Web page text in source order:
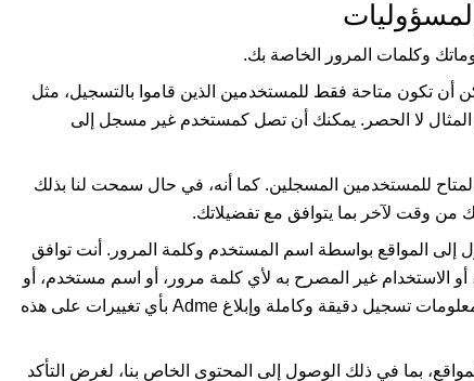
وكلمات المرور الخاصة بك.
أن تكون متاحة فقط للمستخدمين الذين قاموا بالتسجيل، مثل
المثال لا الحصر. يمكنك أن تصل كمستخدم غير مسجل إلى
للمستخدمين المسجلين. كما أنه، في حال سمحت لنا بذلك
وقت لآخر بما يتوافق مع تفضيلاتك.
المواقع بواسطة اسم المستخدم وكلمة المرور. أنت توافق
أو الاستخدام غير المصرح به لأي كلمة مرور، أو اسم مستخدم، أو
تسجيل دقيقة وكاملة وإبلاغ Adme بأي تغييرات على هذه
بما في ذلك الوصول إلى المحتوى الخاص بنا، لغرض التأكد